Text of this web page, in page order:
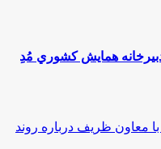
همايش كشوري مُدِ